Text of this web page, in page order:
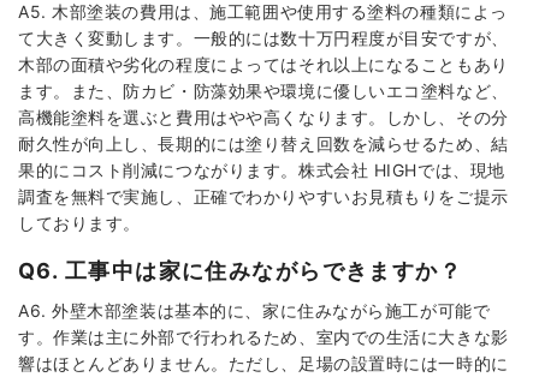
A5. 木部塗装の費用は、施工範囲や使用する塗料の種類によっ
て大きく変動します。一般的には数十万円程度が目安ですが、
木部の面積や劣化の程度によってはそれ以上になることもあり
ます。また、防カビ・防藻効果や環境に優しいエコ塗料など、
高機能塗料を選ぶと費用はやや高くなります。しかし、その分
耐久性が向上し、長期的には塗り替え回数を減らせるため、結
果的にコスト削減につながります。株式会社 HIGHでは、現地
調査を無料で実施し、正確でわかりやすいお見積もりをご提示
しております。
Q6. 工事中は家に住みながらできますか？
A6. 外壁木部塗装は基本的に、家に住みながら施工が可能で
す。作業は主に外部で行われるため、室内での生活に大きな影
響はほとんどありません。ただし、足場の設置時には一時的に